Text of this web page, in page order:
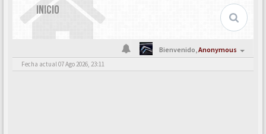
INICIO
Bienvenido,Anonymous
Fecha actual 07 Ago 2026, 23:11